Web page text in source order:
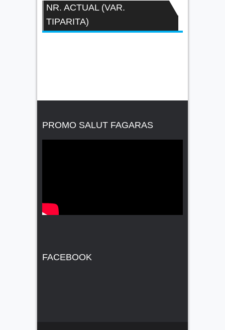
NR. ACTUAL (VAR.
TIPARITA)
PROMO SALUT FAGARAS
FACEBOOK